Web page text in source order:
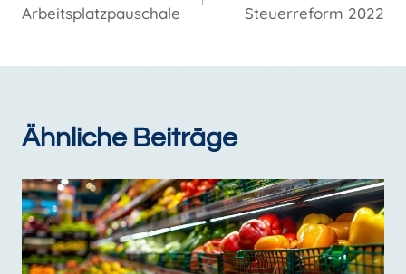
Arbeitsplatzpauschale Steuerreform 2022
Ähnliche Beiträge